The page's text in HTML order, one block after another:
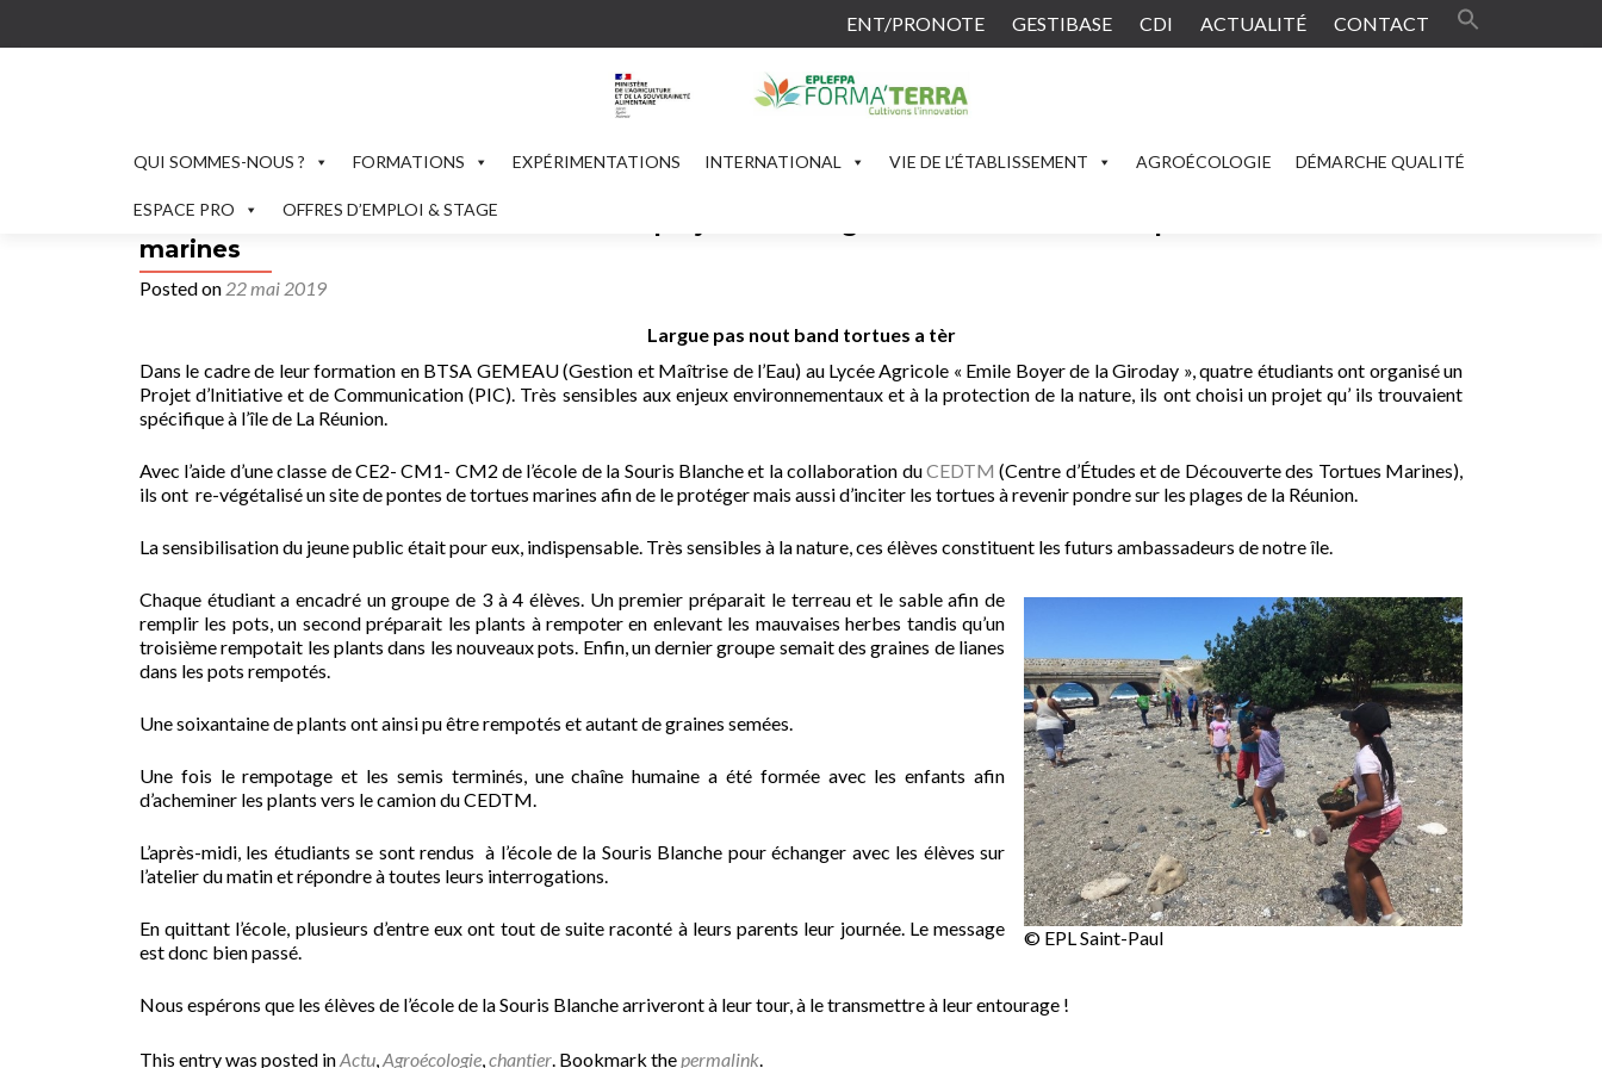
ENT/PRONOTE GESTIBASE CDI ACTUALITÉ CONTACT
QUI SOMMES-NOUS ? FORMATIONS EXPÉRIMENTATIONS INTERNATIONAL VIE DE L’ÉTABLISSEMENT AGROÉCOLOGIE DÉMARCHE QUALITÉ
ESPACE PRO OFFRES D’EMPLOI & STAGE
Nos étudiants BTS GEMEAU animent un projet de re-végétalisation d’un site de pontes de tortues
marines
Posted on 22 mai 2019
Largue pas nout band tortues a tèr
Dans le cadre de leur formation en BTSA GEMEAU (Gestion et Maîtrise de l’Eau) au Lycée Agricole « Emile Boyer de la Giroday », quatre étudiants ont organisé un
Projet d’Initiative et de Communication (PIC). Très sensibles aux enjeux environnementaux et à la protection de la nature, ils ont choisi un projet qu’ ils trouvaient
spécifique à l’île de La Réunion.
Avec l’aide d’une classe de CE2- CM1- CM2 de l’école de la Souris Blanche et la collaboration duCEDTM(Centre d’Études et de Découverte des Tortues Marines),
ils ont re-végétalisé un site de pontes de tortues marines afin de le protéger mais aussi d’inciter les tortues à revenir pondre sur les plages de la Réunion.
La sensibilisation du jeune public était pour eux, indispensable. Très sensibles à la nature, ces élèves constituent les futurs ambassadeurs de notre île.
© EPL Saint-Paul
Chaque étudiant a encadré un groupe de 3 à 4 élèves. Un premier préparait le terreau et le sable afin de
remplir les pots, un second préparait les plants à rempoter en enlevant les mauvaises herbes tandis qu’un
troisième rempotait les plants dans les nouveaux pots. Enfin, un dernier groupe semait des graines de lianes
dans les pots rempotés.
Une soixantaine de plants ont ainsi pu être rempotés et autant de graines semées.
Une fois le rempotage et les semis terminés, une chaîne humaine a été formée avec les enfants afin
d’acheminer les plants vers le camion du CEDTM.
L’après-midi, les étudiants se sont rendus à l’école de la Souris Blanche pour échanger avec les élèves sur
l’atelier du matin et répondre à toutes leurs interrogations.
En quittant l’école, plusieurs d’entre eux ont tout de suite raconté à leurs parents leur journée. Le message
est donc bien passé.
Nous espérons que les élèves de l’école de la Souris Blanche arriveront à leur tour, à le transmettre à leur entourage !
This entry was posted inActu,Agroécologie,chantier. Bookmark thepermalink.